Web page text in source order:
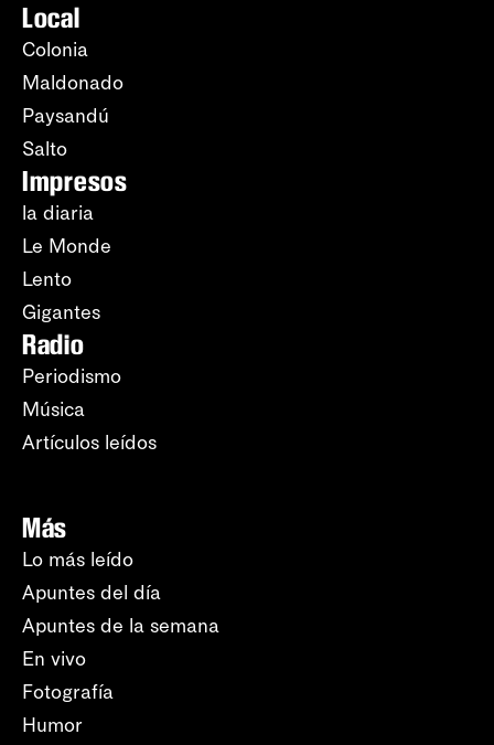
Local
Colonia
Maldonado
Paysandú
Salto
Impresos
la diaria
Le Monde
Lento
Gigantes
Radio
Periodismo
Música
Artículos leídos
Más
Lo más leído
Apuntes del día
Apuntes de la semana
En vivo
Fotografía
Humor